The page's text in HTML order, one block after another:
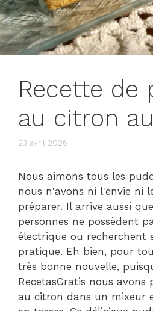
Recette de
au citron
23 avril 2026
Nous aimons tous les
nous n'avons ni l'envie ni
préparer. Il arrive aussi
personnes ne possèdent
électrique ou recherchent
pratique. Eh bien, pour
très bonne nouvelle,
RecetasGratis nous
au citron dans un mixeur